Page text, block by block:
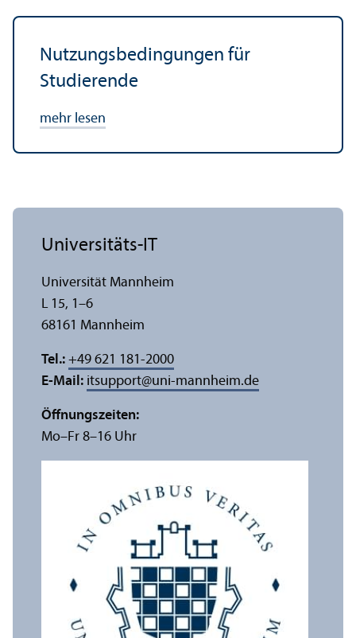
Nutzungs­bedingungen für
Studierende
mehr lesen
Universitäts-IT
Universität Mannheim
L 15, 1–6
68161 Mannheim
Tel.: +49 621 181-2000
E-Mail: itsupport@uni-mannheim.de
Öffnungs­zeiten:
Mo–Fr 8–16 Uhr